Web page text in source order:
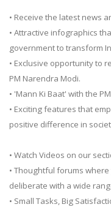
• Receive the latest news
• Attractive infographics
government to transform
• Exclusive opportunity to
PM Narendra Modi.
• 'Mann Ki Baat' with the
• Exciting features that
positive difference in
• Watch Videos on our
• Thoughtful forums
deliberate with a wide
• Small Tasks, Big